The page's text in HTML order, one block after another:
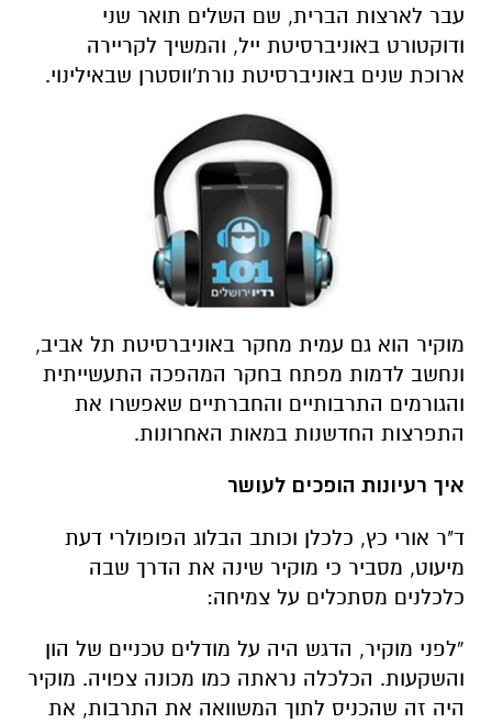
עבר לארצות הברית, שם השלים תואר שני
ודוקטורט באוניברסיטת ייל, והמשיך לקריירה
ארוכת שנים באוניברסיטת נורת'ווסטרן שבאילינוי.
מוקיר הוא גם עמית מחקר באוניברסיטת תל אביב,
ונחשב לדמות מפתח בחקר המהפכה התעשייתית
והגורמים התרבותיים והחברתיים שאפשרו את
התפרצות החדשנות במאות האחרונות.
איך רעיונות הופכים לעושר
ד"ר אורי כץ, כלכלן וכותב הבלוג הפופולרי דעת
מיעוט, מסביר כי מוקיר שינה את הדרך שבה
כלכלנים מסתכלים על צמיחה:
“לפני מוקיר, הדגש היה על מודלים טכניים של הון
והשקעות. הכלכלה נראתה כמו מכונה צפויה. מוקיר
היה זה שהכניס לתוך המשוואה את התרבות, את